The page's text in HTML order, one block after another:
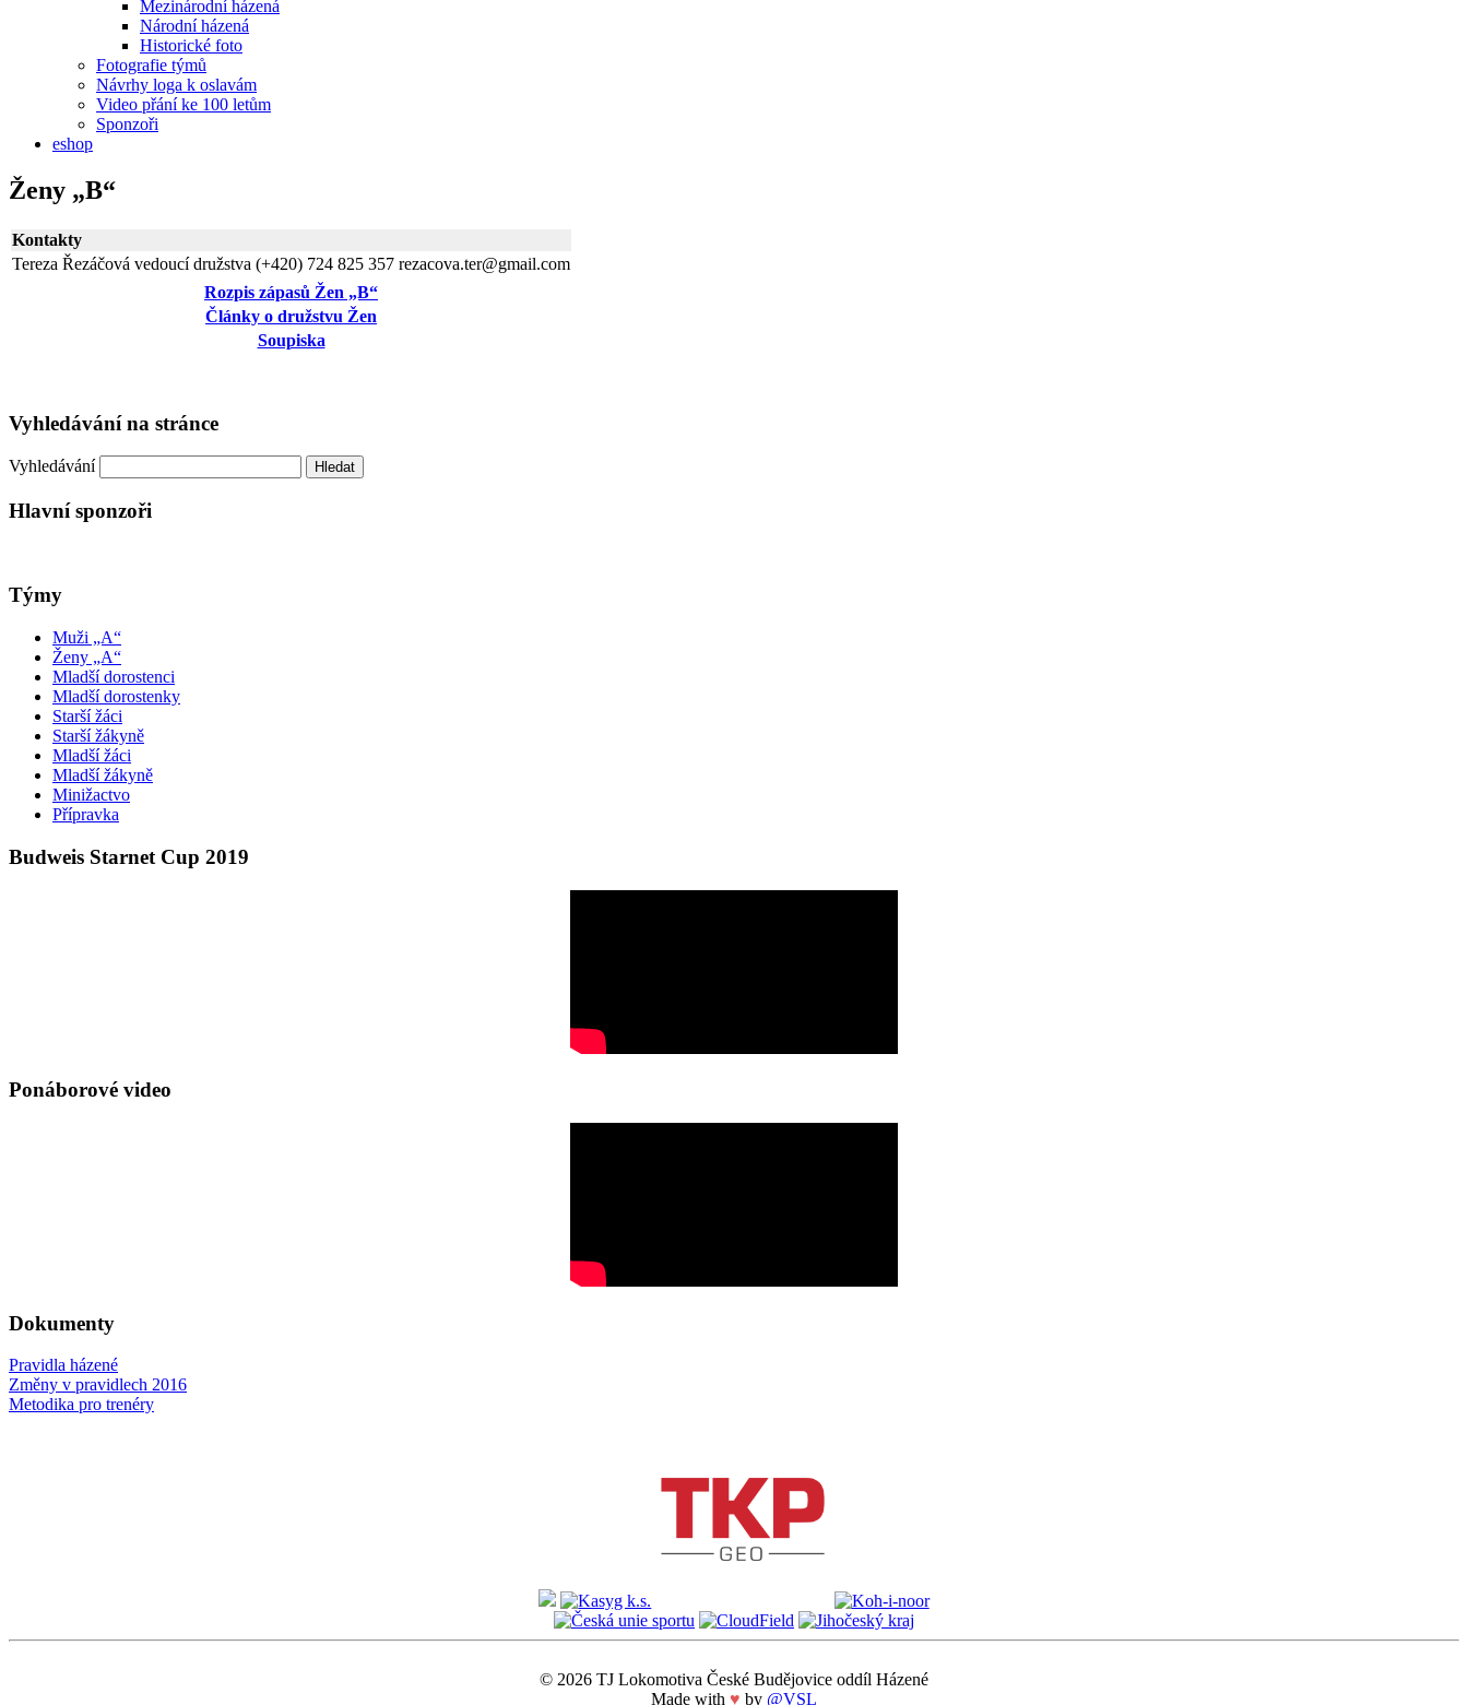
Mezinárodní házená
Národní házená
Historické foto
Fotografie týmů
Návrhy loga k oslavám
Video přání ke 100 letům
Sponzoři
eshop
Ženy „B“
Kontakty
Tereza Řezáčová vedoucí družstva (+420) 724 825 357 rezacova.ter@gmail.com
Rozpis zápasů Žen „B“
Články o družstvu Žen
Soupiska
Vyhledávání na stránce
Vyhledávání
Hlavní sponzoři
Týmy
Muži „A“
Ženy „A“
Mladší dorostenci
Mladší dorostenky
Starší žáci
Starší žákyně
Mladší žáci
Mladší žákyně
Minižactvo
Přípravka
Budweis Starnet Cup 2019
Ponáborové video
Dokumenty
Pravidla házené
Změny v pravidlech 2016
Metodika pro trenéry
© 2026 TJ Lokomotiva České Budějovice oddíl Házené
Made with ♥ by @VSL